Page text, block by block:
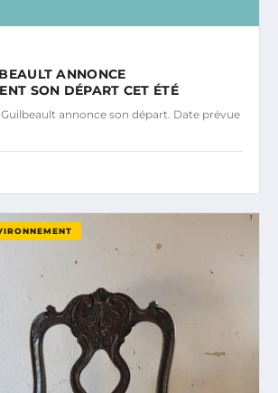
ANNONCE
SON DÉPART CET ÉTÉ
Guilbeault annonce son départ. Date prévue